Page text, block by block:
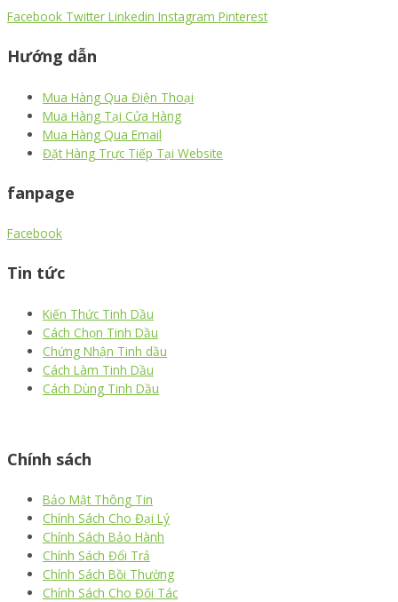
Facebook Twitter Linkedin Instagram Pinterest
Hướng dẫn
Mua Hàng Qua Điện Thoại
Mua Hàng Tại Cửa Hàng
Mua Hàng Qua Email
Đặt Hàng Trực Tiếp Tại Website
fanpage
Facebook
Tin tức
Kiến Thức Tinh Dầu
Cách Chọn Tinh Dầu
Chứng Nhận Tinh dầu
Cách Làm Tinh Dầu
Cách Dùng Tinh Dầu
Chính sách
Bảo Mật Thông Tin
Chính Sách Cho Đại Lý
Chính Sách Bảo Hành
Chính Sách Đổi Trả
Chính Sách Bồi Thường
Chính Sách Cho Đối Tác